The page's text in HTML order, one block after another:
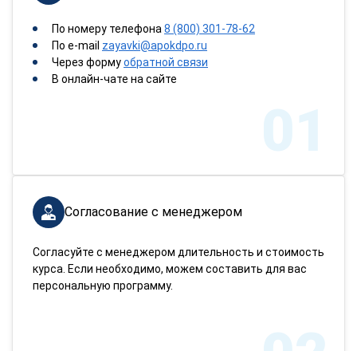
По номеру телефона 8 (800) 301-78-62
По e-mail zayavki@apokdpo.ru
Через формуобратной связи
В онлайн-чате на сайте
01
Согласование с менеджером
Согласуйте с менеджером длительность и стоимость
курса. Если необходимо, можем составить для вас
персональную программу.